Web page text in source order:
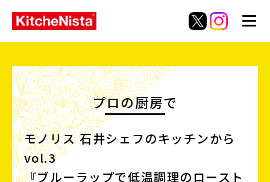
プロの厨房で
モノリス 石井シェフのキッチンから
vol.3
『ブルーラップで低温調理のロースト